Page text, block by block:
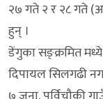
२७ गते २ र २८ गते
हुन् ।
डेंगुका सङ्क्रमित
दिपायल सिलगढी